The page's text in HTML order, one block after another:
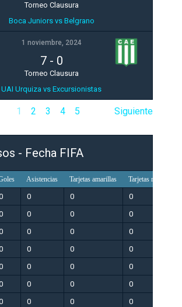
Torneo Clausura
Boca Juniors vs Belgrano
1 noviembre, 2024
7- 0
Torneo Clausura
UAI Urquiza vs Excursionistas
1 2 3 4 5 Siguiente
- Fecha FIFA
Asistencias Tarjetas amarillas Tarjetas rojas
0 0 0
0 0 0
0 0 0
0 0 0
0 0 0
0 0 0
0 0 0